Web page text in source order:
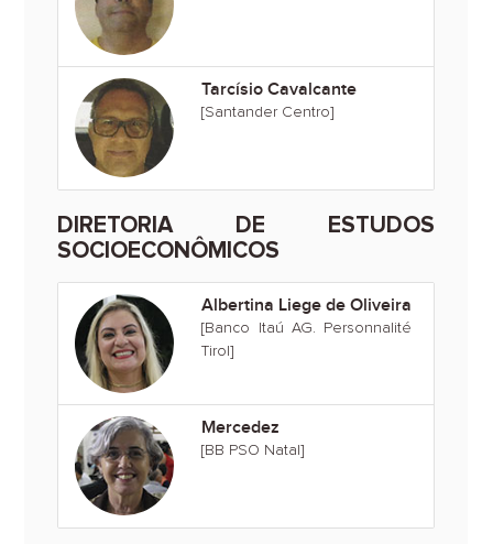
Tarcísio Cavalcante
[Santander Centro]
DIRETORIA DE ESTUDOS
SOCIOECONÔMICOS
Albertina Liege de Oliveira
[Banco Itaú AG. Personnalité
Tirol]
Mercedez
[BB PSO Natal]